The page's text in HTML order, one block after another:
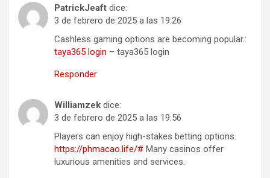
PatrickJeaft dice:
3 de febrero de 2025 a las 19:26
Cashless gaming options are becoming popular.:
taya365 login – taya365 login
Responder
Williamzek dice:
3 de febrero de 2025 a las 19:56
Players can enjoy high-stakes betting options.
https://phmacao.life/# Many casinos offer
luxurious amenities and services.